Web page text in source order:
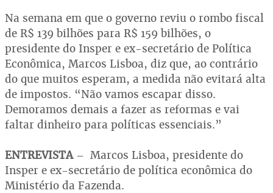
Na semana em que o governo reviu o rombo fiscal
de R$ 139 bilhões para R$ 159 bilhões, o
presidente do Insper e ex-secretário de Política
Econômica, Marcos Lisboa, diz que, ao contrário
do que muitos esperam, a medida não evitará alta
de impostos. “Não vamos escapar disso.
Demoramos demais a fazer as reformas e vai
faltar dinheiro para políticas essenciais.”
ENTREVISTA– Marcos Lisboa, presidente do
Insper e ex-secretário de política econômica do
Ministério da Fazenda.